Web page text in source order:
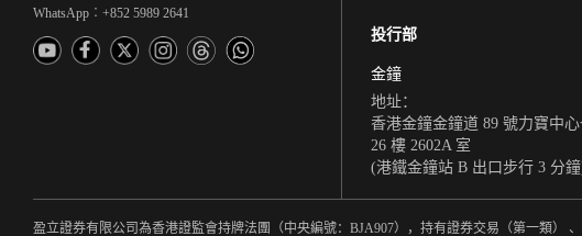
WhatsApp︰+852 5989 2641
投行部
金鐘
地址：
香港金鐘金鐘道 89 號力寶中
26 樓 2602A 室
(港鐵金鐘站 B 出口步行 3 分
盈立證券有限公司為香港證監會持牌法團（中央編號：BJA907），持有證券交易（第一類）